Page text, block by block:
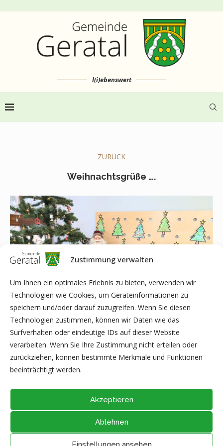
Zustimmung verwalten
Um Ihnen ein optimales Erlebnis zu bieten, verwenden wir
Technologien wie Cookies, um Geräteinformationen zu
speichern und/oder darauf zuzugreifen. Wenn Sie diesen
Technologien zustimmen, können wir Daten wie das
Surfverhalten oder eindeutige IDs auf dieser Website
verarbeiten. Wenn Sie Ihre Zustimmung nicht erteilen oder
zurückziehen, können bestimmte Merkmale und Funktionen
beeinträchtigt werden.
Akzeptieren
Ablehnen
l(i)ebenswert
ZURÜCK
Weihnachtsgrüße ….
…. vom Kindergarten „Regenbogen“ Geraberg
@2026 - Alle Rechte vorbehalten durchGemeinde Geratal
DATENSCHUTZ|Thüringer Transparenzportal